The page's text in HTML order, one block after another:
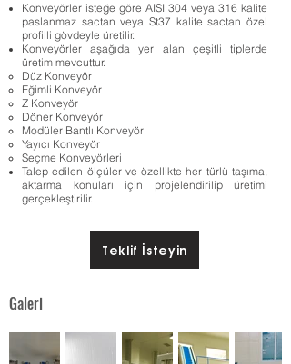
Konveyörler isteğe göre AISI 304 veya 316 kalite
paslanmaz sactan veya St37 kalite sactan özel
profilli gövdeyle üretilir.
Konveyörler aşağıda yer alan çeşitli tiplerde
üretim mevcuttur.
Düz Konveyör​
Eğimli Konveyör
Z Konveyör
Döner Konveyör
Modüler Bantlı Konveyör
Yayıcı Konveyör
Seçme Konveyörleri
Talep edilen ölçüler ve özellikte her türlü taşıma,
aktarma konuları için projelendirilip üretimi
gerçekleştirilir.
Teklif İsteyin
Galeri